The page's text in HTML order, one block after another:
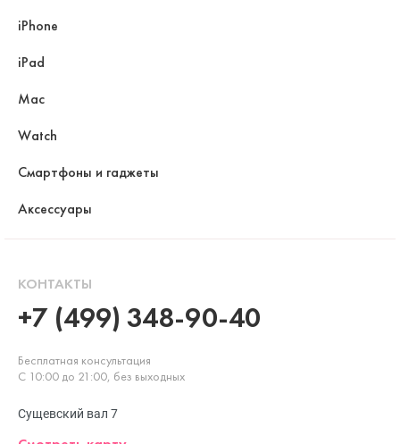
iPhone
iPad
Mac
Watch
Смартфоны и гаджеты
Аксессуары
КОНТАКТЫ
+7 (499) 348-90-40
Бесплатная консультация
С 10:00 до 21:00, без выходных
Сущевский вал 7